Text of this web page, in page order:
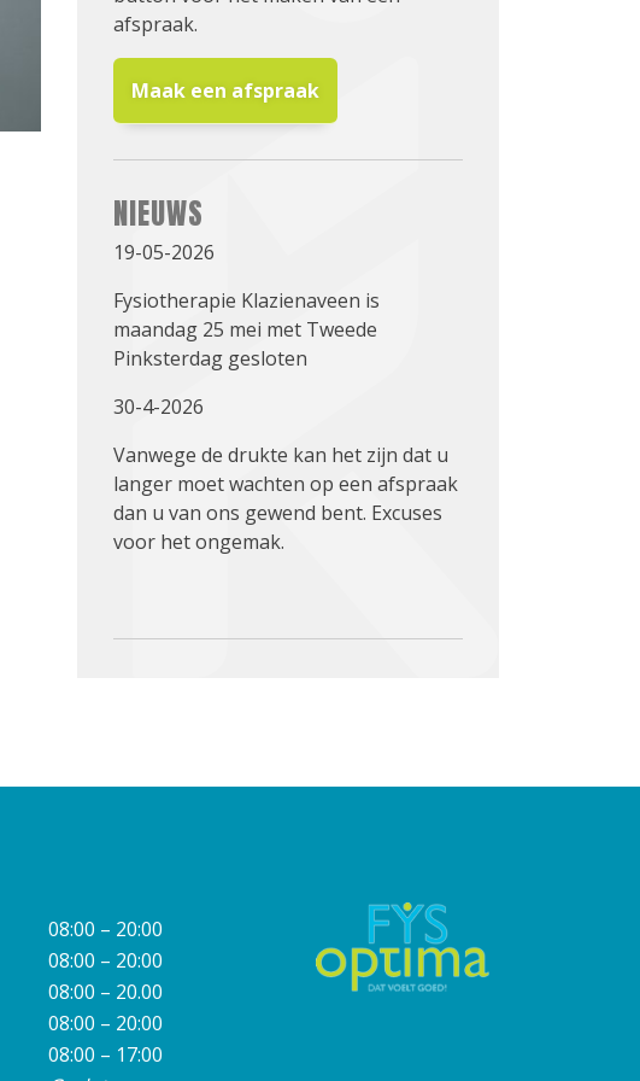
afspraak.
Maak een afspraak
NIEUWS
19-05-2026
Fysiotherapie Klazienaveen is
maandag 25 mei met Tweede
Pinksterdag gesloten
30-4-2026
Vanwege de drukte kan het zijn dat u
langer moet wachten op een afspraak
dan u van ons gewend bent. Excuses
voor het ongemak.
08:00 – 20:00
08:00 – 20:00
08:00 – 20.00
08:00 – 20:00
08:00 – 17:00